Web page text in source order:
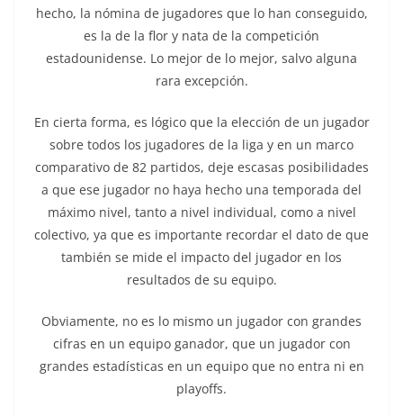
hecho, la nómina de jugadores que lo han conseguido,
es la de la flor y nata de la competición
estadounidense. Lo mejor de lo mejor, salvo alguna
rara excepción.
En cierta forma, es lógico que la elección de un jugador
sobre todos los jugadores de la liga y en un marco
comparativo de 82 partidos, deje escasas posibilidades
a que ese jugador no haya hecho una temporada del
máximo nivel, tanto a nivel individual, como a nivel
colectivo, ya que es importante recordar el dato de que
también se mide el impacto del jugador en los
resultados de su equipo.
Obviamente, no es lo mismo un jugador con grandes
cifras en un equipo ganador, que un jugador con
grandes estadísticas en un equipo que no entra ni en
playoffs.